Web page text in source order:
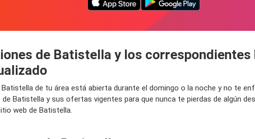
de Batistella y los
de tu área está abierta durante el domingo o la noche y no te
Batistella y sus ofertas vigentes para que nunca te pierdas de algún
web de Batistella.